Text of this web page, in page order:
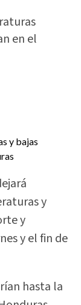
en el
y
y
y el fin de
hasta la